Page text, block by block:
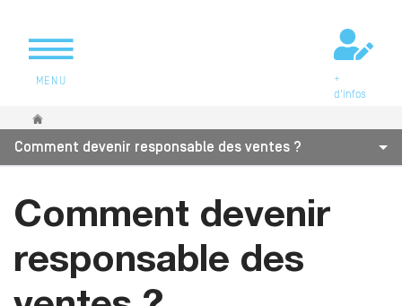
MENU
+
d'infos
Vous êtes ici
Comment devenir responsable des ventes ?
Comment devenir
responsable des